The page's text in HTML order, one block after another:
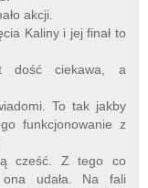
akcji.
Kaliny i jej finał to
dość ciekawa, a
To tak jakby
funkcjonowanie z
cześć. Z tego co
ona udała. Na fali